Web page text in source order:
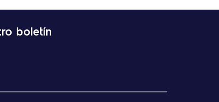
boletín